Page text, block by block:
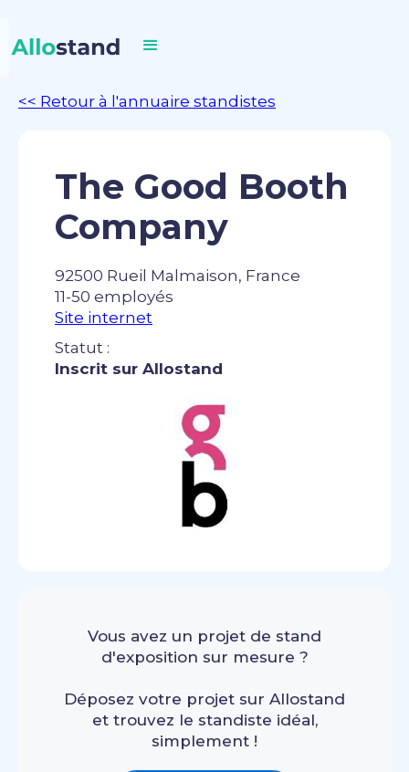
<< Retour à l'annuaire standistes
The Good Booth
Company
92500 Rueil Malmaison, France
11-50 employés
Site internet
Statut :
Inscrit sur Allostand
Vous avez un projet de stand
d'exposition sur mesure ?
Déposez votre projet sur Allostand
et trouvez le standiste idéal,
simplement !